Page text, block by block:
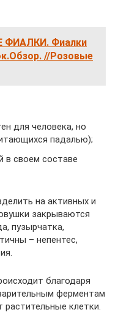
Фиалки
//Розовые
для человека, но
падалью);
в своем составе
на активных и
закрываются
пузырчатка,
– непентес,
благодаря
ферментам
клетки.